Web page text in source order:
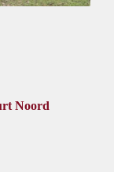
Noord